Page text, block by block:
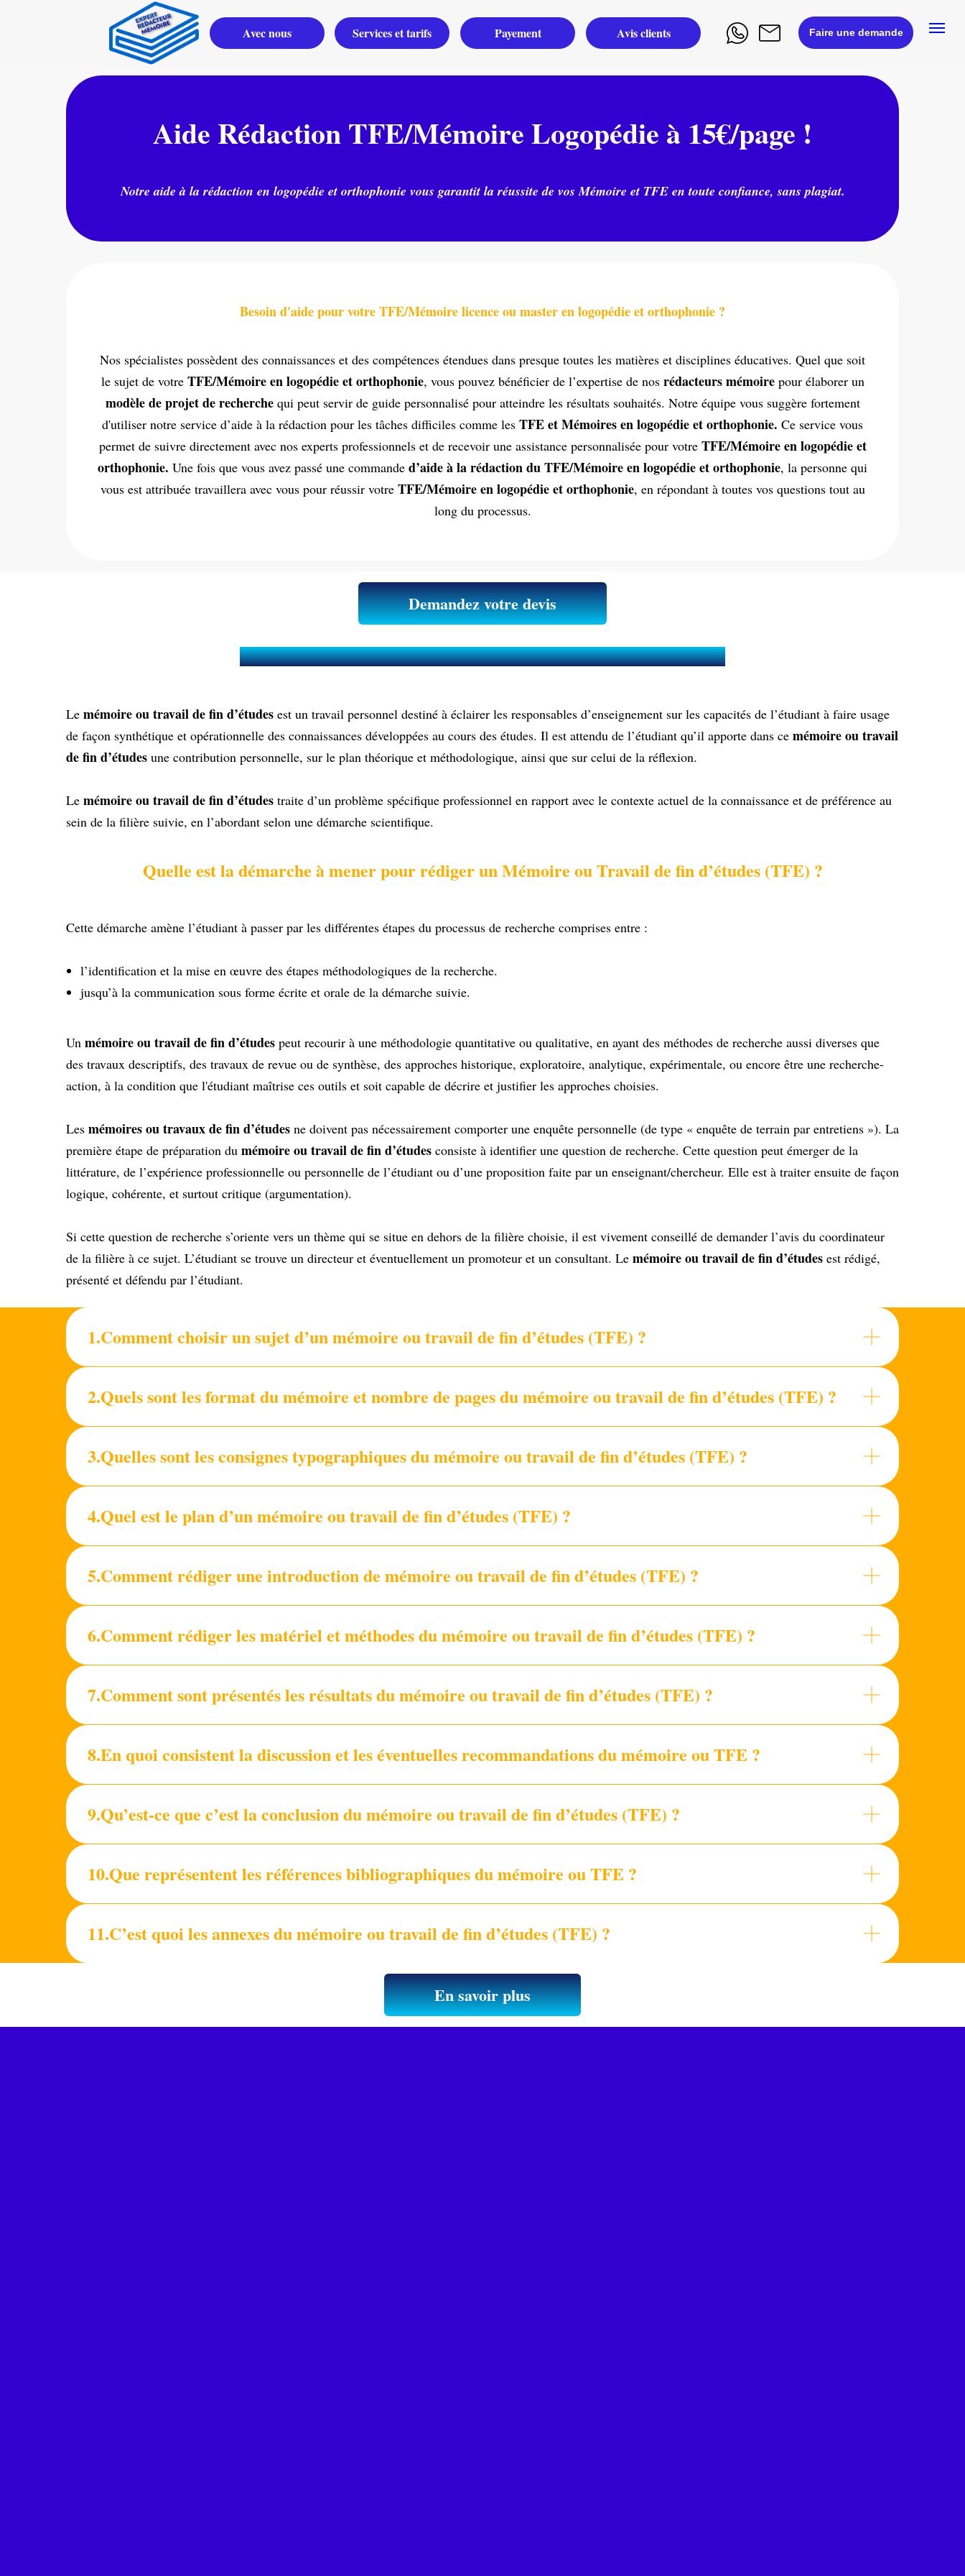
Avec nous Services et tarifs Payement Avis clients Faire une demande
Aide Rédaction TFE/Mémoire Logopédie à 15€/page !
Notre aide à la rédaction en logopédie et orthophonie vous garantit la réussite de vos Mémoire et TFE en toute confiance, sans plagiat.
Commandez
Besoin d'aide pour votre TFE/Mémoire licence ou master en logopédie et orthophonie ?
Nos spécialistes possèdent des connaissances et des compétences étendues dans presque toutes les matières et disciplines éducatives. Quel que soit
le sujet de votre TFE/Mémoire en logopédie et orthophonie, vous pouvez bénéficier de l’expertise de nos rédacteurs mémoirepour élaborer un
modèle de projet de recherchequi peut servir de guide personnalisé pour atteindre les résultats souhaités. Notre équipe vous suggère fortement
d'utiliser notre service d’aide à la rédaction pour les tâches difficiles comme les TFE et Mémoires en logopédie et orthophonie. Ce service vous
permet de suivre directement avec nos experts professionnels et de recevoir une assistance personnalisée pour votre TFE/Mémoire en logopédie et
orthophonie. Une fois que vous avez passé une commande d’aide à la rédaction du TFE/Mémoire en logopédie et orthophonie, la personne qui
vous est attribuée travaillera avec vous pour réussir votre TFE/Mémoire en logopédie et orthophonie, en répondant à toutes vos questions tout au
long du processus.
Demandez votre devis
Qu’est-ce qu’un Mémoire ou Travail de fin d'études (TFE) ?
Le mémoire ou travail de fin d’études est un travail personnel destiné à éclairer les responsables d’enseignement sur les capacités de l’étudiant à faire usage
de façon synthétique et opérationnelle des connaissances développées au cours des études. Il est attendu de l’étudiant qu’il apporte dans ce mémoire ou travail
de fin d’études une contribution personnelle, sur le plan théorique et méthodologique, ainsi que sur celui de la réflexion.
Le mémoire ou travail de fin d’études traite d’un problème spécifique professionnel en rapport avec le contexte actuel de la connaissance et de préférence au
sein de la filière suivie, en l’abordant selon une démarche scientifique.
Quelle est la démarche à mener pour rédiger un Mémoire ou Travail de fin d’études (TFE) ?
Cette démarche amène l’étudiant à passer par les différentes étapes du processus de recherche comprises entre :
l’identification et la mise en œuvre des étapes méthodologiques de la recherche.
jusqu’à la communication sous forme écrite et orale de la démarche suivie.
Un mémoire ou travail de fin d’études peut recourir à une méthodologie quantitative ou qualitative, en ayant des méthodes de recherche aussi diverses que
des travaux descriptifs, des travaux de revue ou de synthèse, des approches historique, exploratoire, analytique, expérimentale, ou encore être une recherche-
action, à la condition que l'étudiant maîtrise ces outils et soit capable de décrire et justifier les approches choisies.
Les mémoires ou travaux de fin d’études ne doivent pas nécessairement comporter une enquête personnelle (de type « enquête de terrain par entretiens »). La
première étape de préparation du mémoire ou travail de fin d’études consiste à identifier une question de recherche. Cette question peut émerger de la
littérature, de l’expérience professionnelle ou personnelle de l’étudiant ou d’une proposition faite par un enseignant/chercheur. Elle est à traiter ensuite de façon
logique, cohérente, et surtout critique (argumentation).
Si cette question de recherche s’oriente vers un thème qui se situe en dehors de la filière choisie, il est vivement conseillé de demander l’avis du coordinateur
de la filière à ce sujet. L’étudiant se trouve un directeur et éventuellement un promoteur et un consultant. Le mémoire ou travail de fin d’études est rédigé,
présenté et défendu par l’étudiant.
1.Comment choisir un sujet d’un mémoire ou travail de fin d’études (TFE) ?
2.Quels sont les format du mémoire et nombre de pages du mémoire ou travail de fin d’études (TFE) ?
3.Quelles sont les consignes typographiques du mémoire ou travail de fin d’études (TFE) ?
4.Quel est le plan d’un mémoire ou travail de fin d’études (TFE) ?
5.Comment rédiger une introduction de mémoire ou travail de fin d’études (TFE) ?
6.Comment rédiger les matériel et méthodes du mémoire ou travail de fin d’études (TFE) ?
7.Comment sont présentés les résultats du mémoire ou travail de fin d’études (TFE) ?
8.En quoi consistent la discussion et les éventuelles recommandations du mémoire ou TFE ?
9.Qu’est-ce que c’est la conclusion du mémoire ou travail de fin d’études (TFE) ?
10.Que représentent les références bibliographiques du mémoire ou TFE ?
11.C’est quoi les annexes du mémoire ou travail de fin d’études (TFE) ?
En savoir plus